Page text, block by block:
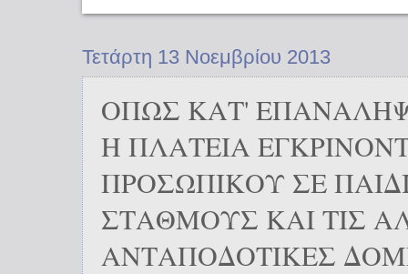
Τετάρτη 13 Νοεμβρίου 2013
ΟΠΩΣ ΚΑΤ'
Η ΠΛΑΤΕΙΑ
ΠΡΟΣΩΠΙΚΟΥ ΣΕ
ΣΤΑΘΜΟΥΣ ΚΑΙ ΤΙΣ
ΑΝΤΑΠΟΔΟΤΙΚΕΣ